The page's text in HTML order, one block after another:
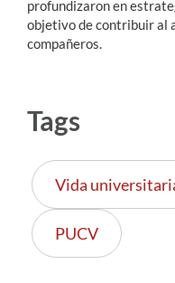
profundizaron en
objetivo de contribuir al
compañeros.
Tags
Vida
PUCV